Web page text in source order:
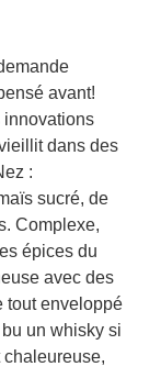
avant!
innovations
dans des
:
sucré, de
Complexe,
épices du
avec des
tout enveloppé
un whisky si